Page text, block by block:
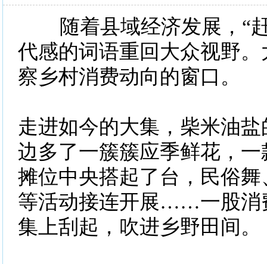
随着县域经济发展，“赶
代感的词语重回大众视野
察乡村消费动向的窗口。
走进如今的大集，柴米油
边多了一簇簇应季鲜花，
摊位中央搭起了台，民俗
等活动接连开展……一股消
集上刮起，吹进乡野田间。